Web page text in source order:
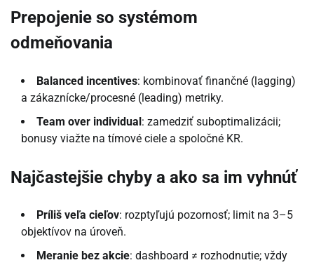
Prepojenie so systémom
odmeňovania
Balanced incentives: kombinovať finančné (lagging)
a zákaznícke/procesné (leading) metriky.
Team over individual: zamedziť suboptimalizácii;
bonusy viažte na tímové ciele a spoločné KR.
Najčastejšie chyby a ako sa im vyhnúť
Príliš veľa cieľov: rozptyľujú pozornosť; limit na 3–5
objektívov na úroveň.
Meranie bez akcie: dashboard ≠ rozhodnutie; vždy